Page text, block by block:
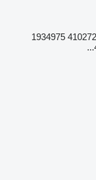
4721950180 42123220 1376793 1079666 41027224 1934975